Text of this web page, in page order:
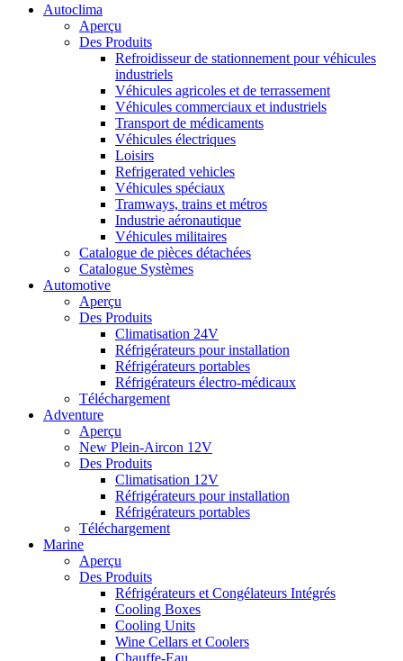
Autoclima
Aperçu
Des Produits
Refroidisseur de stationnement pour véhicules
industriels
Véhicules agricoles et de terrassement
Véhicules commerciaux et industriels
Transport de médicaments
Véhicules électriques
Loisirs
Refrigerated vehicles
Véhicules spéciaux
Tramways, trains et métros
Industrie aéronautique
Véhicules militaires
Catalogue de pièces détachées
Catalogue Systèmes
Automotive
Aperçu
Des Produits
Climatisation 24V
Réfrigérateurs pour installation
Réfrigérateurs portables
Réfrigérateurs électro-médicaux
Téléchargement
Adventure
Aperçu
New Plein-Aircon 12V
Des Produits
Climatisation 12V
Réfrigérateurs pour installation
Réfrigérateurs portables
Téléchargement
Marine
Aperçu
Des Produits
Réfrigérateurs et Congélateurs Intégrés
Cooling Boxes
Cooling Units
Wine Cellars et Coolers
Chauffe-Eau